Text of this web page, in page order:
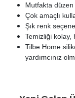
Mutfakta
Çok amaçlı
Şık renk
Temizliği kolay,
Tilbe Home
yardımcınız